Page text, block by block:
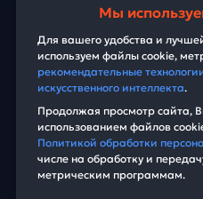
Мы
Для вашего удобства и
используем файлы cookie,
рекомендательные
искусственного интеллекта.
Продолжая просмотр сайта,
использованием файлов
Политикой обработки
числе на обработку и
метрическим программам.